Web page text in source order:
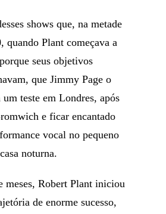
shows que, na metade
quando Plant começava a
seus objetivos
que Jimmy Page o
teste em Londres, após
e ficar encantado
vocal no pequeno
noturna.
meses, Robert Plant iniciou
de enorme sucesso,